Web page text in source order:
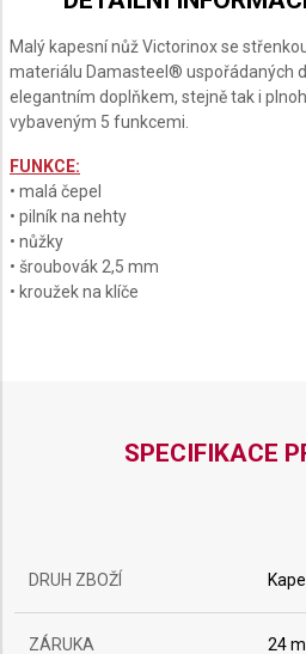
LIMITED
2026
GLACIAL
BLUE
CARBON
Malý kapesní nůž Victorinox se
materiálu Damasteel® uspořádaných
elegantním doplňkem, stejně tak i
vybaveným 5 funkcemi.
FUNKCE:
• malá čepel
• pilník na nehty
• nůžky
• šroubovák 2,5 mm
• kroužek na klíče
SPECIFIKACE
DRUH ZBOŽÍ
ZÁRUKA 24